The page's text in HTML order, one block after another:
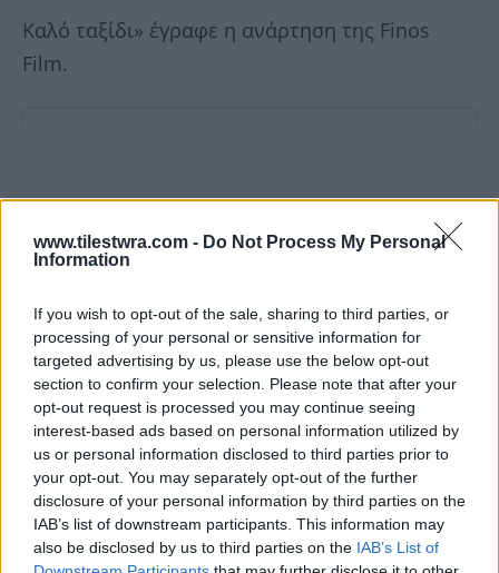
www.tilestwra.com - Do Not Process My Personal
Information
If you wish to opt-out of the sale, sharing to third parties, or
processing of your personal or sensitive information for
targeted advertising by us, please use the below opt-out
section to confirm your selection. Please note that after your
opt-out request is processed you may continue seeing
interest-based ads based on personal information utilized by
us or personal information disclosed to third parties prior to
your opt-out. You may separately opt-out of the further
disclosure of your personal information by third parties on the
IAB’s list of downstream participants. This information may
also be disclosed by us to third parties on the IAB’s List of
Καλό ταξίδι» έγραφε η ανάρτηση της Finos
Film.